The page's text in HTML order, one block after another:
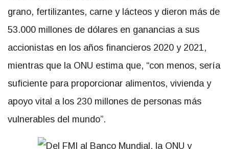
grano, fertilizantes, carne y lácteos y dieron más de
53.000 millones de dólares en ganancias a sus
accionistas en los años financieros 2020 y 2021,
mientras que la ONU estima que, “con menos, sería
suficiente para proporcionar alimentos, vivienda y
apoyo vital a los 230 millones de personas más
vulnerables del mundo”.